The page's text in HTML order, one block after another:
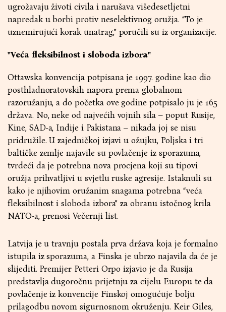
ugrožavaju životi civila i narušava višedesetljetni
napredak u borbi protiv neselektivnog oružja. “To je
uznemirujući korak unatrag,” poručili su iz organizacije.
"Veća fleksibilnost i sloboda izbora"
Ottawska konvencija potpisana je 1997. godine kao dio
posthladnoratovskih napora prema globalnom
razoružanju, a do početka ove godine potpisalo ju je 165
država. No, neke od najvećih vojnih sila – poput Rusije,
Kine, SAD-a, Indije i Pakistana – nikada joj se nisu
pridružile. U zajedničkoj izjavi u ožujku, Poljska i tri
baltičke zemlje najavile su povlačenje iz sporazuma,
tvrdeći da je potrebna nova procjena koji su tipovi
oružja prihvatljivi u svjetlu ruske agresije. Istaknuli su
kako je njihovim oružanim snagama potrebna “veća
fleksibilnost i sloboda izbora” za obranu istočnog krila
NATO-a, prenosi Večernji list.
Latvija je u travnju postala prva država koja je formalno
istupila iz sporazuma, a Finska je ubrzo najavila da će je
slijediti. Premijer Petteri Orpo izjavio je da Rusija
predstavlja dugoročnu prijetnju za cijelu Europu te da
povlačenje iz konvencije Finskoj omogućuje bolju
prilagodbu novom sigurnosnom okruženju. Keir Giles,